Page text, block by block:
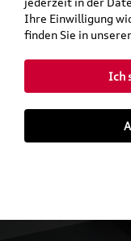
Ihre Einwilligung
finden Sie in
Ich